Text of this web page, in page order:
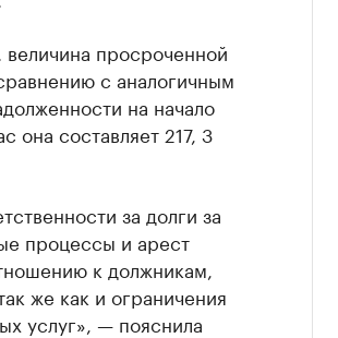
просроченной
с аналогичным
на начало
она составляет 217, 3
за долги за
процессы и арест
к должникам,
же как и ограничения
услуг», — пояснила